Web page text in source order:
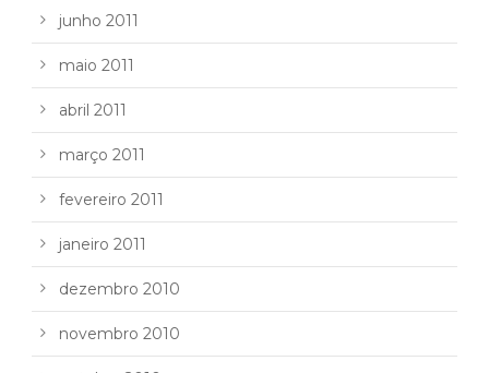
junho 2011
maio 2011
abril 2011
março 2011
fevereiro 2011
janeiro 2011
dezembro 2010
novembro 2010